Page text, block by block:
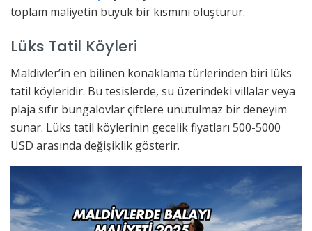
toplam maliyetin büyük bir kısmını oluşturur.
Lüks Tatil Köyleri
Maldivler’in en bilinen konaklama türlerinden biri lüks
tatil köyleridir. Bu tesislerde, su üzerindeki villalar veya
plaja sıfır bungalovlar çiftlere unutulmaz bir deneyim
sunar. Lüks tatil köylerinin gecelik fiyatları 500-5000
USD arasında değişiklik gösterir.